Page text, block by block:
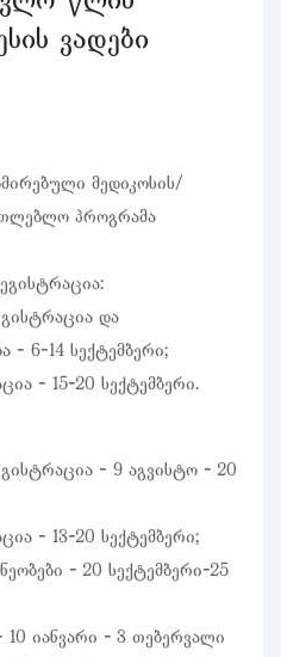
ვადები
მედიკოსის/
პროგრამა
და
- 6-14 სექტემბერი;
- 15-20 სექტემბერი.
- 9 აგვისტო - 20
- 13-20 სექტემბერი;
- 20 სექტემბერი-25
იანვარი - 3 თებერვალი